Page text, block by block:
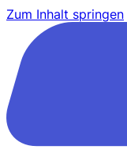
Zum Inhalt springen